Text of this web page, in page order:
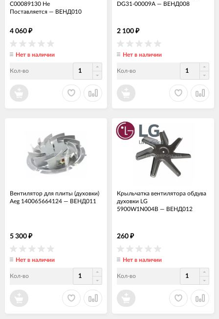
C00089130 Не
Поставляется — ВЕНД010
4 060 ₽
Нет в наличии
Кол-во
DG31-00009A — ВЕНД008
2 100 ₽
Нет в наличии
Кол-во
Вентилятор для плиты (духовки)
Aeg 140065664124 — ВЕНД011
5 300 ₽
Нет в наличии
Кол-во
Крыльчатка вентилятора обдува
духовки LG
5900W1N004B — ВЕНД012
260 ₽
Нет в наличии
Кол-во